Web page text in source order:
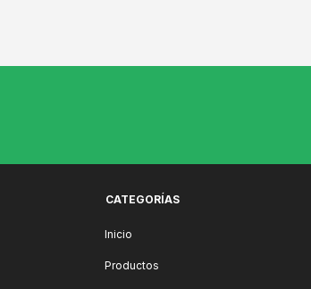
CATEGORÍAS
Inicio
Productos